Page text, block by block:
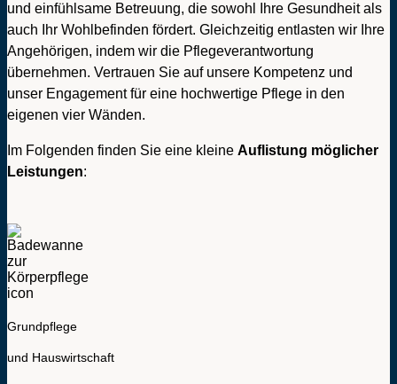
und einfühlsame Betreuung, die sowohl Ihre Gesundheit als
auch Ihr Wohlbefinden fördert. Gleichzeitig entlasten wir Ihre
Angehörigen, indem wir die Pflegeverantwortung
übernehmen. Vertrauen Sie auf unsere Kompetenz und
unser Engagement für eine hochwertige Pflege in den
eigenen vier Wänden.
Im Folgenden finden Sie eine kleine Auflistung möglicher
Leistungen:
Grundpflege
und Hauswirtschaft